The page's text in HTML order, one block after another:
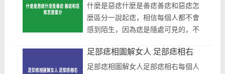
痣...
什麼是惡痣什麼是善痣善痣和惡痣怎
麼區分一說起痣，相信每個人都不會
感到陌生，因為痣是隨處可見的，不
中每顆痣都代表不同含義，有好有
壞，...
足部痣相圖解女人 足部痣相右
足部痣相圖解女人足部痣相右每個人